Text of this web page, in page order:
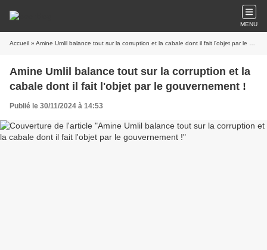
MENU
Accueil » Amine Umlil balance tout sur la corruption et la cabale dont il fait l'objet par le gouvernement !
Amine Umlil balance tout sur la corruption et la
cabale dont il fait l'objet par le gouvernement !
Publié le 30/11/2024 à 14:53